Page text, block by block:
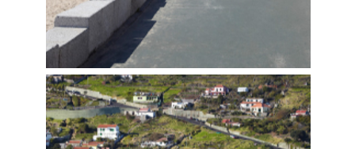
PASSEIO MARÍTIMO DE OEIRAS –
PAÇO DE ARCOS
Construímos,Tecnovia,Marítimas e Fluviais,